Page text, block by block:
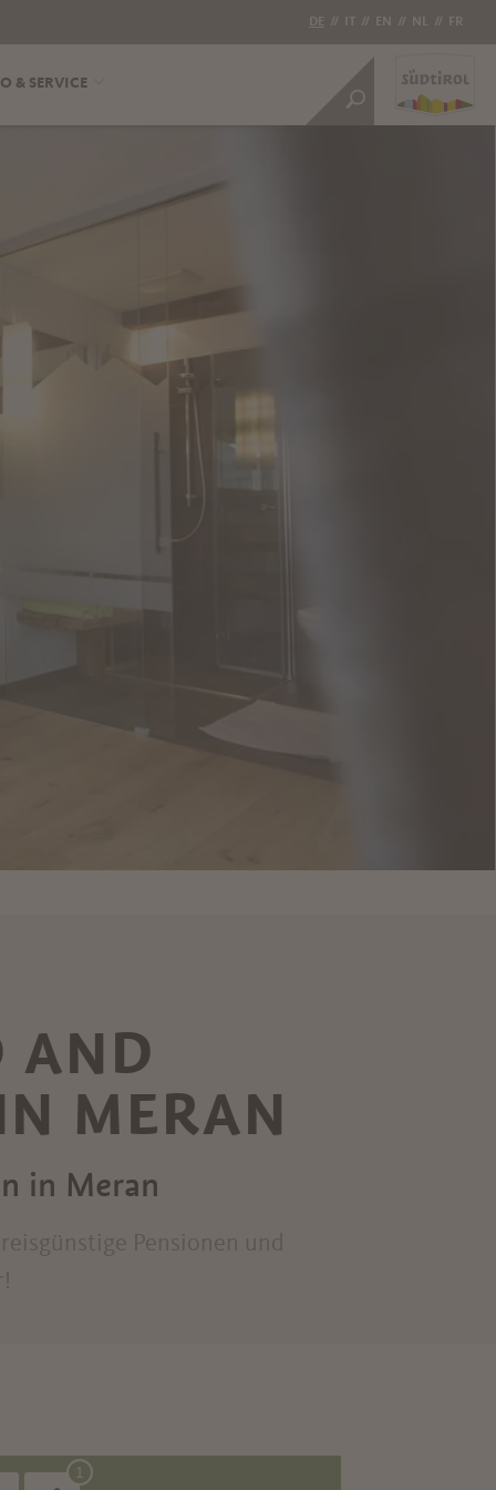
DE // IT // EN // NL // FR
& SERVICE
AND
MERAN
in Meran